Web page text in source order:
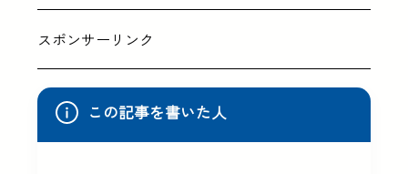
スポンサーリンク
この記事を書いた人